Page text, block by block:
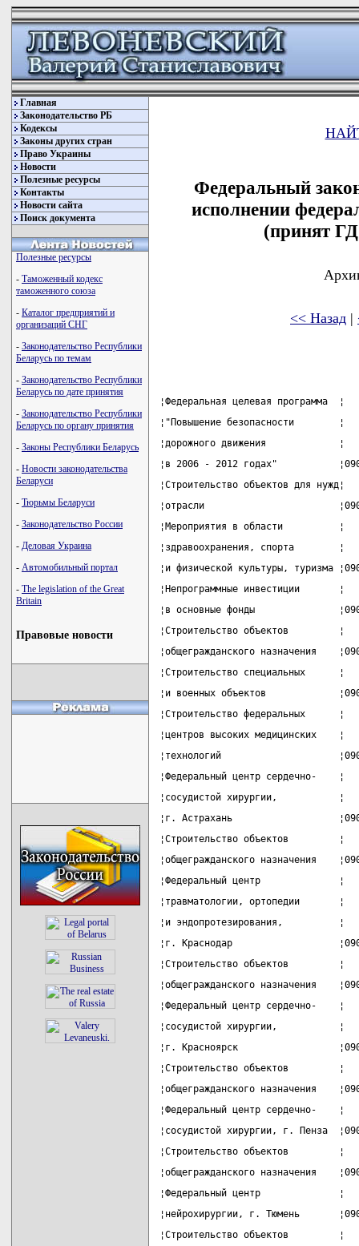
Главная
Законодательство РБ
Кодексы
Законы других стран
Право Украины
Новости
Полезные ресурсы
Контакты
Новости сайта
Поиск документа
Полезные ресурсы
- Таможенный кодекс
таможенного союза
- Каталог предприятий и
организаций СНГ
- Законодательство Республики
Беларусь по темам
- Законодательство Республики
Беларусь по дате принятия
- Законодательство Республики
Беларусь по органу принятия
- Законы Республики Беларусь
- Новости законодательства
Беларуси
- Тюрьмы Беларуси
- Законодательство России
- Деловая Украина
- Автомобильный портал
- The legislation of the Great
Britain
Правовые новости
Федеральный
исполнении
(принят
<< Назад |
¦Федеральная целевая
¦"Повышение безопасности
¦дорожного движения
¦в 2006 - 2012 годах"
¦Строительство объектов для
¦отрасли
¦Мероприятия в области
¦здравоохранения, спорта
¦и физической культуры, туризма
¦Непрограммные инвестиции
¦в основные фонды
¦Строительство объектов
¦общегражданского назначения
¦Строительство
¦и военных объектов
¦Строительство
¦центров высоких
¦технологий
¦Федеральный центр
¦сосудистой хирургии,
¦г. Астрахань
¦Строительство объектов
¦общегражданского назначения
¦Федеральный центр
¦травматологии, ортопедии
¦и эндопротезирования,
¦г. Краснодар
¦Строительство объектов
¦общегражданского назначения
¦Федеральный центр
¦сосудистой хирургии,
¦г. Красноярск
¦Строительство объектов
¦общегражданского назначения
¦Федеральный центр
¦сосудистой хирургии, г. Пенза
¦Строительство объектов
¦общегражданского назначения
¦Федеральный центр
¦нейрохирургии, г. Тюмень
¦Строительство объектов